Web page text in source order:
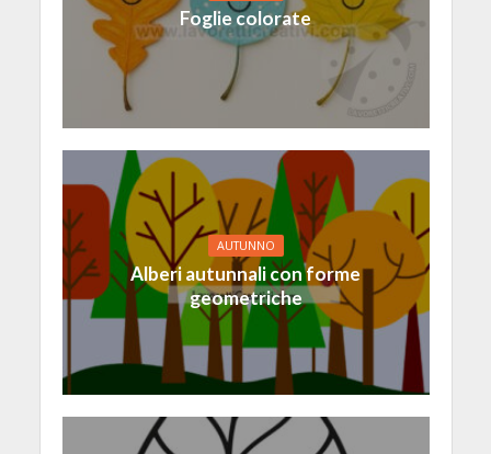
Foglie colorate
AUTUNNO
Alberi autunnali con forme
geometriche